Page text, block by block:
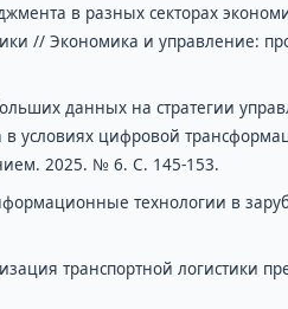
в разных секторах
// Экономика и управление:
данных на стратегии
условиях цифровой
2025. № 6. С. 145-153.
технологии в
транспортной логистики